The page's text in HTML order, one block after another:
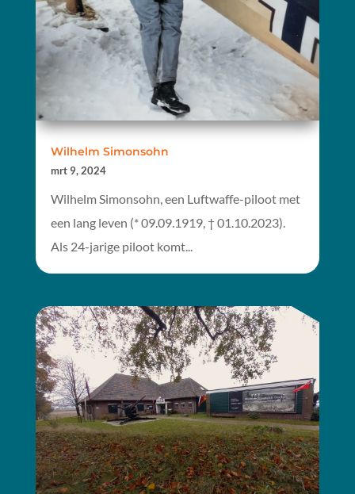
Wilhelm Simonsohn
mrt 9, 2024
Wilhelm Simonsohn, een Luftwaffe-piloot met
een lang leven (* 09.09.1919, † 01.10.2023).
Als 24-jarige piloot komt...